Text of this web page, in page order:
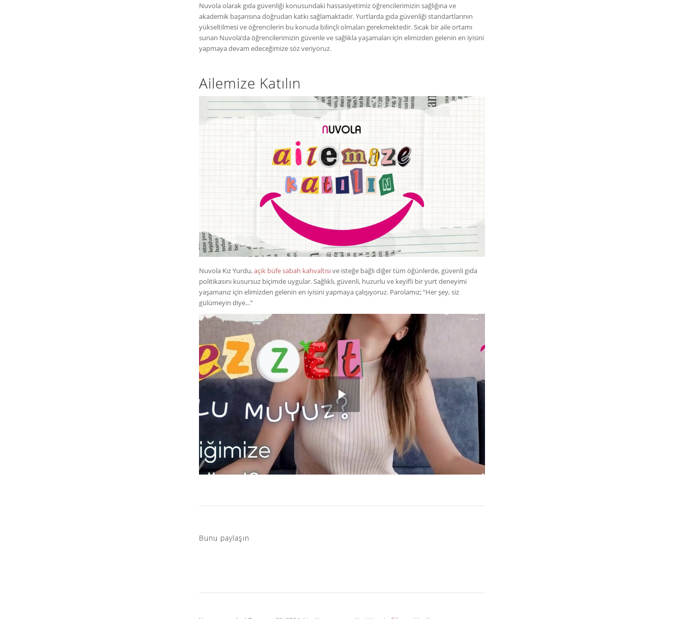
Nuvola olarak gıda güvenliği konusundaki hassasiyetimiz öğrencilerimizin sağlığına ve
akademik başarısına doğrudan katkı sağlamaktadır. Yurtlarda gıda güvenliği standartlarının
yükseltilmesi ve öğrencilerin bu konuda bilinçli olmaları gerekmektedir. Sıcak bir aile ortamı
sunan Nuvola’da öğrencilerimizin güvenle ve sağlıkla yaşamaları için elimizden gelenin en iyisini
yapmaya devam edeceğimize söz veriyoruz.
Ailemize Katılın
Nuvola Kız Yurdu,açık büfe sabah kahvaltısıve isteğe bağlı diğer tüm öğünlerde, güvenli gıda
politikasını kusursuz biçimde uygular. Sağlıklı, güvenli, huzurlu ve keyifli bir yurt deneyimi
yaşamanız için elimizden gelenin en iyisini yapmaya çalışıyoruz. Parolamız; “Her şey, siz
gülümeyin diye…”
Bunu paylaşın